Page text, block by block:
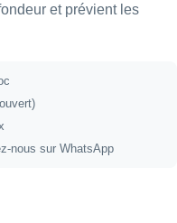
et prévient les
nous sur WhatsApp